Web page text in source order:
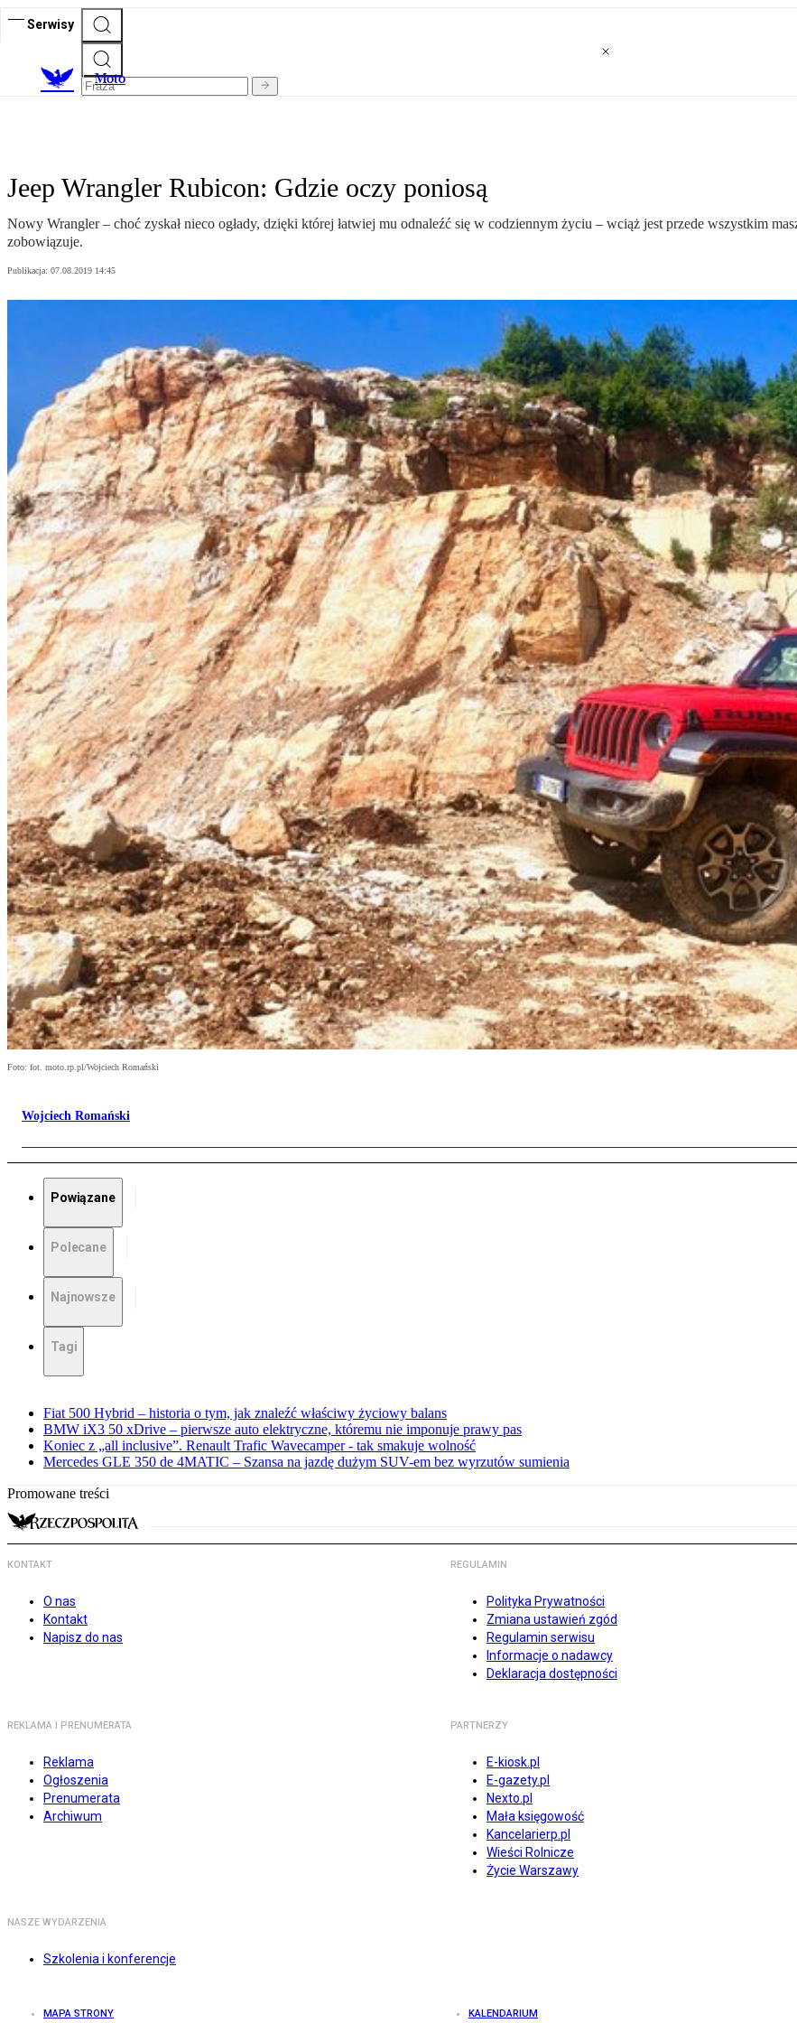
Serwisy
Moto
Jeep Wrangler Rubicon: Gdzie oczy poniosą
Nowy Wrangler – choć zyskał nieco ogłady, dzięki której łatwiej mu odnaleźć się w codziennym życiu – wciąż jest przede wszystkim
zobowiązuje.
Publikacja: 07.08.2019 14:45
Foto: fot. moto.rp.pl/Wojciech Romański
Wojciech Romański
Powiązane
Polecane
Najnowsze
Tagi
Fiat 500 Hybrid – historia o tym, jak znaleźć właściwy życiowy balans
BMW iX3 50 xDrive – pierwsze auto elektryczne, któremu nie imponuje prawy pas
Koniec z „all inclusive”. Renault Trafic Wavecamper - tak smakuje wolność
Mercedes GLE 350 de 4MATIC – Szansa na jazdę dużym SUV-em bez wyrzutów sumienia
Promowane treści
KONTAKT
O nas
Kontakt
Napisz do nas
REGULAMIN
Polityka Prywatności
Zmiana ustawień zgód
Regulamin serwisu
Informacje o nadawcy
Deklaracja dostępności
REKLAMA I PRENUMERATA
Reklama
Ogłoszenia
Prenumerata
Archiwum
PARTNERZY
E-kiosk.pl
E-gazety.pl
Nexto.pl
Mała księgowość
Kancelarierp.pl
Wieści Rolnicze
Życie Warszawy
NASZE WYDARZENIA
Szkolenia i konferencje
MAPA STRONY KALENDARIUM